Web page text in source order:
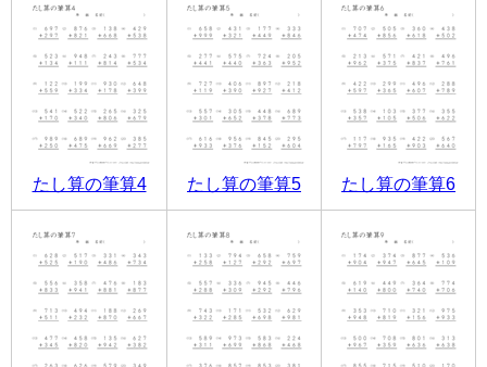
たし算の筆算4 たし算の筆算5 たし算の筆算6